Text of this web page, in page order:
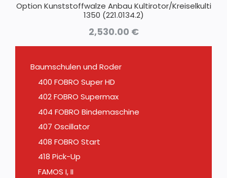
Option Kunststoffwalze Anbau Kultirotor/Kreiselkulti
1350 (221.0134.2)
2,530.00 €
Baumschulen und Roder
400 FOBRO Super HD
402 FOBRO Supermax
404 FOBRO Bindemaschine
407 Oscillator
408 FOBRO Start
418 Pick-Up
FAMOS I, II